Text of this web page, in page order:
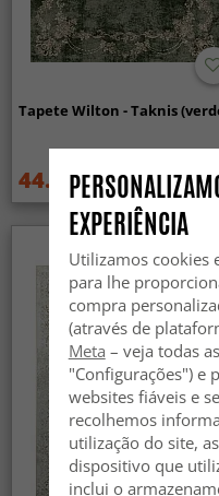
Tapete Wilton - Taknis
44.99 € 59.99 €
EXPERIÊNCIA
Utilizamos cookies
para lhe
compra
(através de
Meta – veja todas
"Configurações") e
websites fiáveis e
recolhemos
utilização do site,
dispositivo que
inclui o